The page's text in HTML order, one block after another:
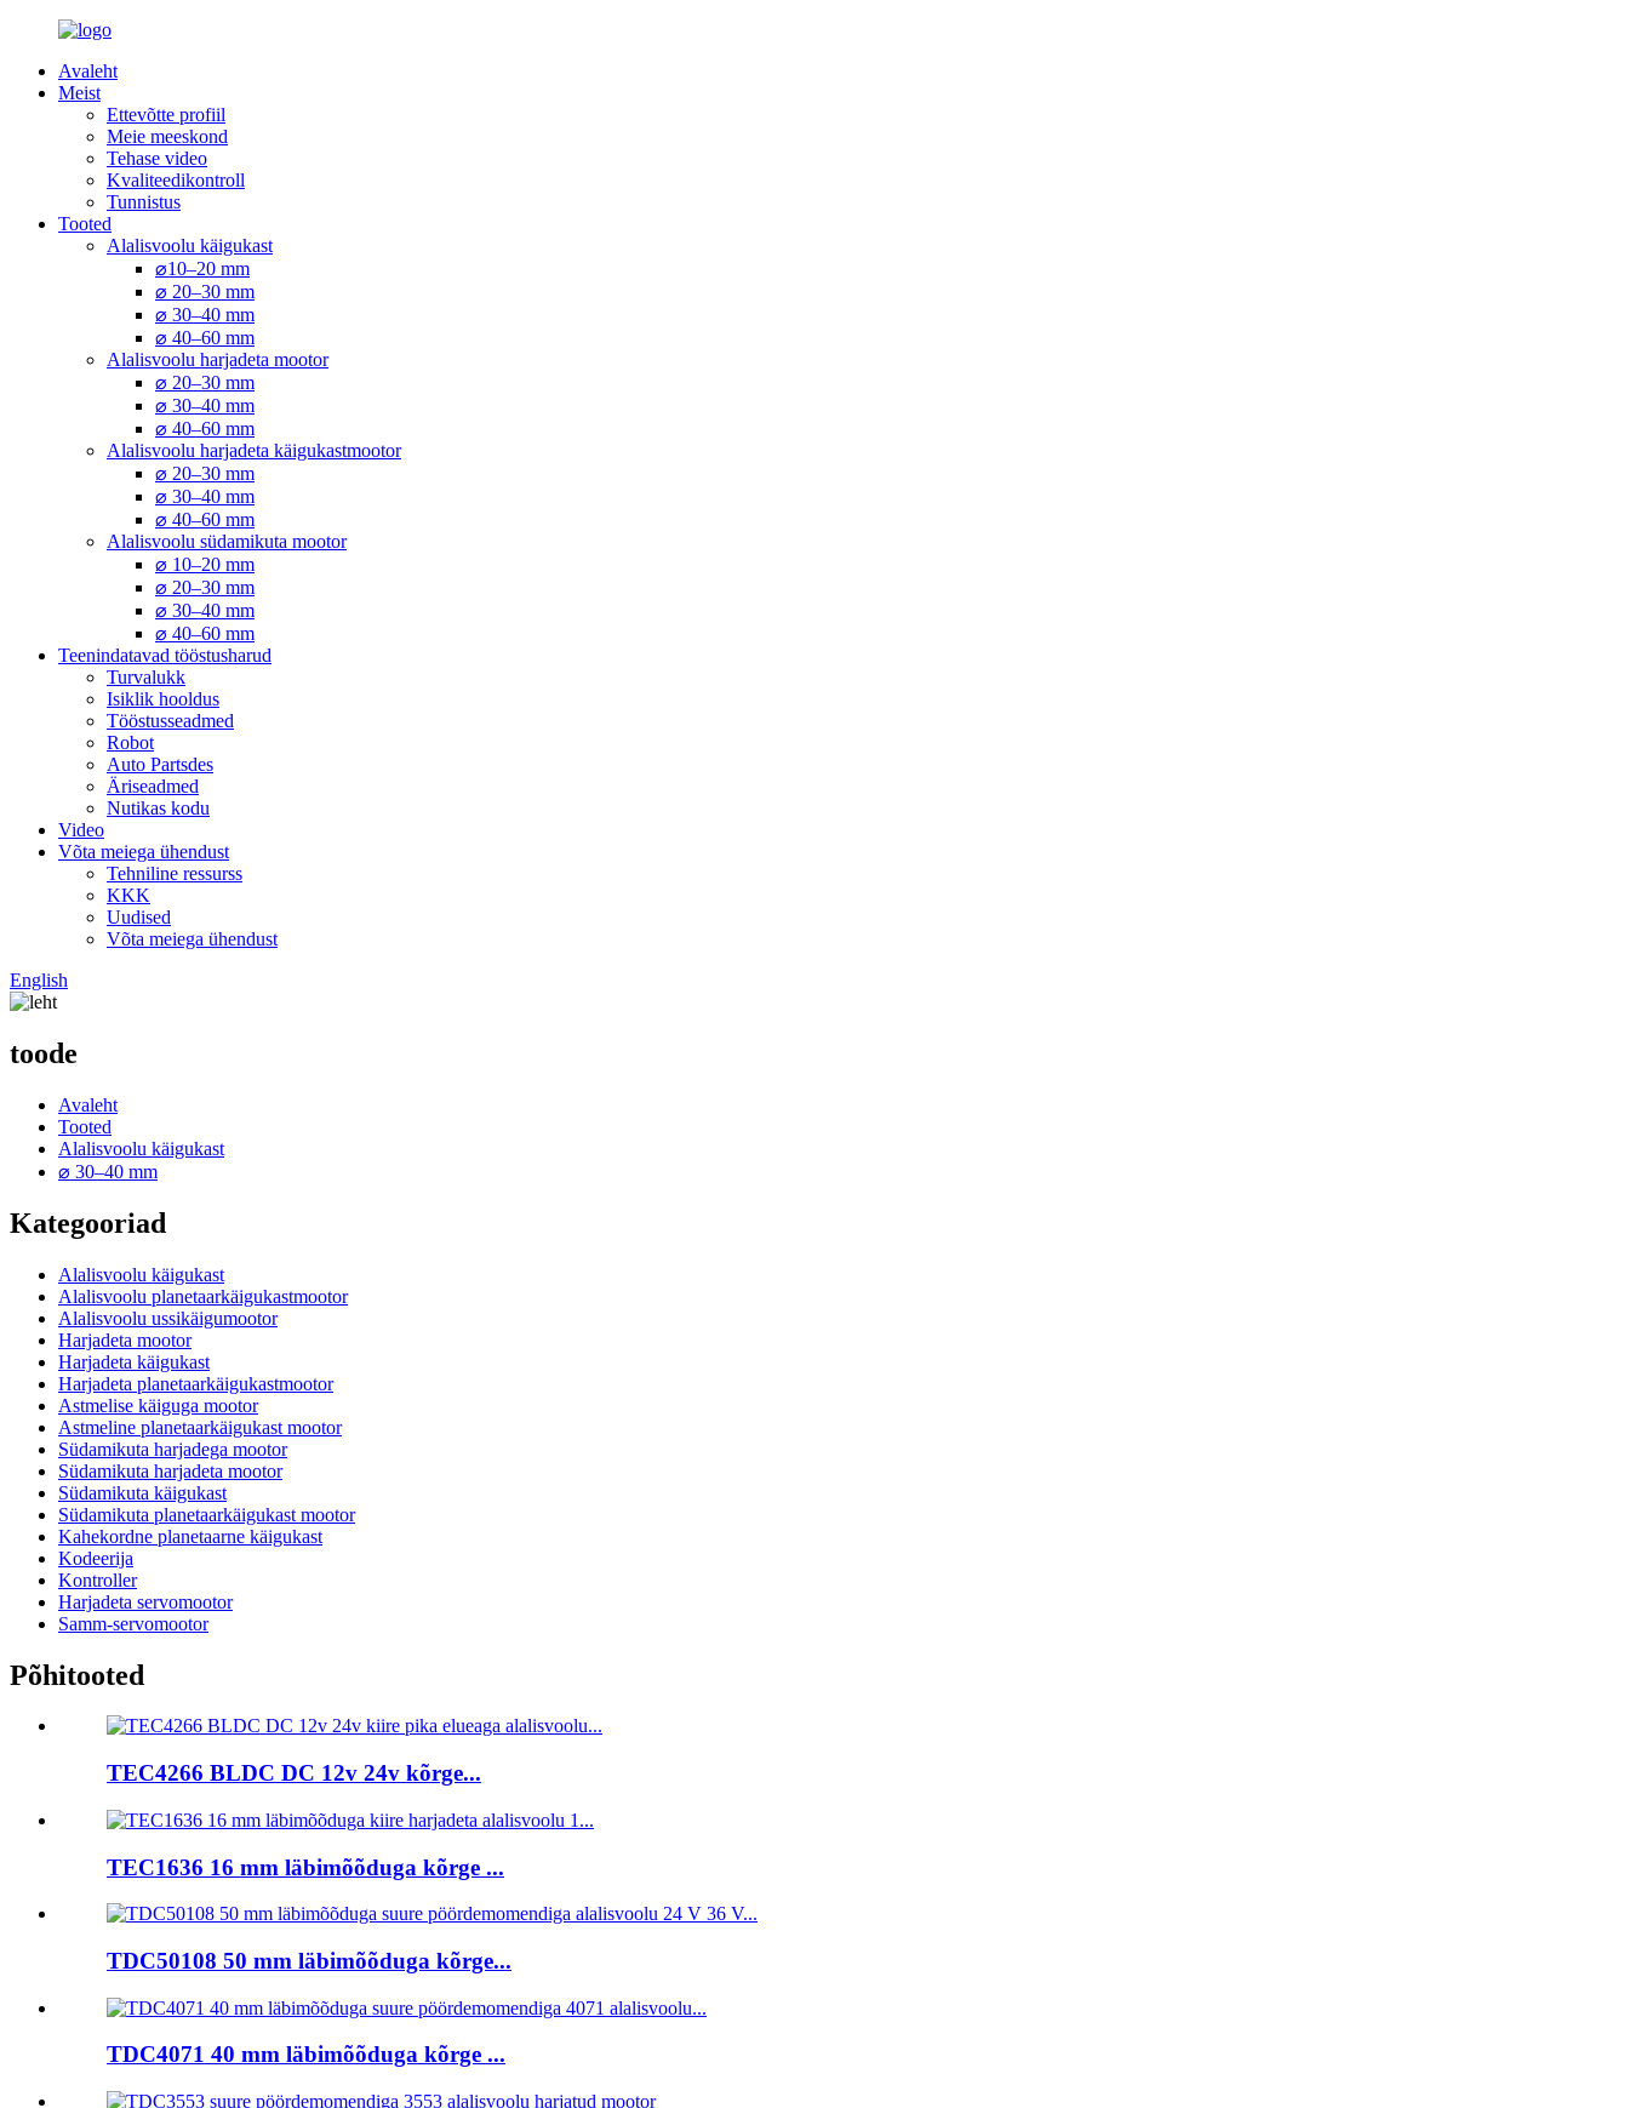
Avaleht
Meist
Ettevõtte profiil
Meie meeskond
Tehase video
Kvaliteedikontroll
Tunnistus
Tooted
Alalisvoolu käigukast
⌀10–20 mm
⌀ 20–30 mm
⌀ 30–40 mm
⌀ 40–60 mm
Alalisvoolu harjadeta mootor
⌀ 20–30 mm
⌀ 30–40 mm
⌀ 40–60 mm
Alalisvoolu harjadeta käigukastmootor
⌀ 20–30 mm
⌀ 30–40 mm
⌀ 40–60 mm
Alalisvoolu südamikuta mootor
⌀ 10–20 mm
⌀ 20–30 mm
⌀ 30–40 mm
⌀ 40–60 mm
Teenindatavad tööstusharud
Turvalukk
Isiklik hooldus
Tööstusseadmed
Robot
Auto Partsdes
Äriseadmed
Nutikas kodu
Video
Võta meiega ühendust
Tehniline ressurss
KKK
Uudised
Võta meiega ühendust
English
toode
Avaleht
Tooted
Alalisvoolu käigukast
⌀ 30–40 mm
Kategooriad
Alalisvoolu käigukast
Alalisvoolu planetaarkäigukastmootor
Alalisvoolu ussikäigumootor
Harjadeta mootor
Harjadeta käigukast
Harjadeta planetaarkäigukastmootor
Astmelise käiguga mootor
Astmeline planetaarkäigukast mootor
Südamikuta harjadega mootor
Südamikuta harjadeta mootor
Südamikuta käigukast
Südamikuta planetaarkäigukast mootor
Kahekordne planetaarne käigukast
Kodeerija
Kontroller
Harjadeta servomootor
Samm-servomootor
Põhitooted
TEC4266 BLDC DC 12v 24v kõrge...
TEC1636 16 mm läbimõõduga kõrge ...
TDC50108 50 mm läbimõõduga kõrge...
TDC4071 40 mm läbimõõduga kõrge ...